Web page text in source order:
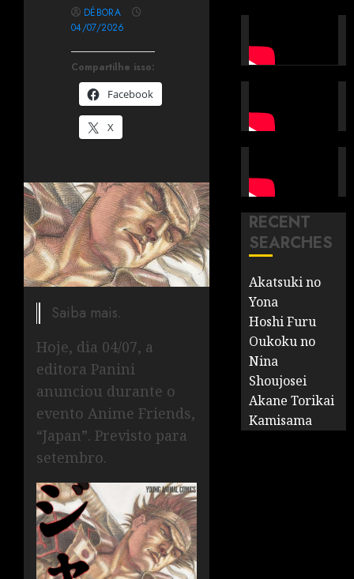
Compartilhe isso:
Facebook
X
DÉBORA
04/07/2026
Saiba mais.
Hoje, dia 04/07, a
editora Panini
anunciou durante o
evento Anime Friends,
“Japan”. Previsto para
setembro.
RECENT
SEARCHES
Akatsuki no
Yona
Hoshi Furu
Oukoku no
Nina
Shoujosei
Akane Torikai
Kamisama